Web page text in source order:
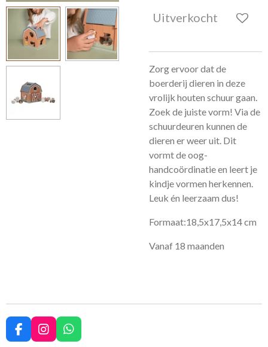
Uitverkocht
Zorg ervoor dat de
boerderij dieren in deze
vrolijk houten schuur gaan.
Zoek de juiste vorm! Via de
schuurdeuren kunnen de
dieren er weer uit. Dit
vormt de oog-
handcoördinatie en leert je
kindje vormen herkennen.
Leuk én leerzaam dus!
Formaat:18,5x17,5x14 cm
Vanaf 18 maanden
F
I
W